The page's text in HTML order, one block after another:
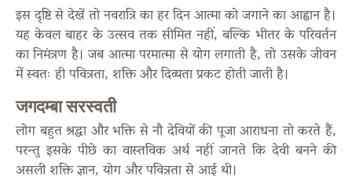
इस दृष्टि से देखें तो नवरात्रि का हर दिन आत्मा को जगाने का आह्वान है।
यह केवल बाहर के उत्सव तक सीमित नहीं, बल्कि भीतर के परिवर्तन
का निमंत्रण है। जब आत्मा परमात्मा से योग लगाती है, तो उसके जीवन
में स्वतः ही पवित्रता, शक्ति और दिव्यता प्रकट होती जाती है।
जगदम्बा सरस्वती
लोग बहुत श्रद्धा और भक्ति से नौ देवियों की पूजा आराधना तो करते हैं,
परन्तु इसके पीछे का वास्तविक अर्थ नहीं जानते कि देवी बनने की
असली शक्ति ज्ञान, योग और पवित्रता से आई थी।